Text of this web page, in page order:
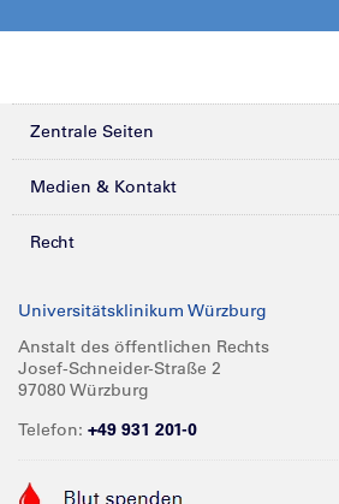
Zentrale Seiten
Kliniken & Zentren
Forschung
Karriere
Medien & Kontakt
Presse
Glossar
Spenden
Recht
Compliance
Impressum
Barrierefreiheit
Universitätsklinikum Würzburg
Anstalt des öffentlichen Rechts
Josef-Schneider-Straße 2
97080 Würzburg
Telefon: +49 931 201-0